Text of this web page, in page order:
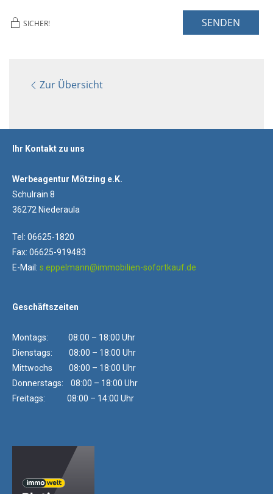
SICHER! SENDEN
Zur Übersicht
Ihr Kontakt zu uns
Werbeagentur Mötzing e.K.
Schulrain 8
36272 Niederaula
Tel: 06625-1820
Fax: 06625-919483
E-Mail: s.eppelmann@immobilien-sofortkauf.de
Geschäftszeiten
Montags: 08:00 – 18:00 Uhr
Dienstags: 08:00 – 18:00 Uhr
Mittwochs 08:00 – 18:00 Uhr
Donnerstags: 08:00 – 18:00 Uhr
Freitags: 08:00 – 14:00 Uhr